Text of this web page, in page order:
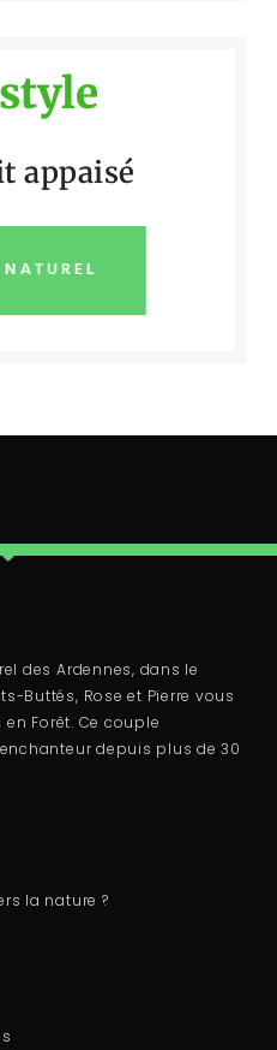
appaisé
des Ardennes, dans le
Buttés, Rose et Pierre vous
Forêt. Ce couple
depuis plus de 30
la nature ?